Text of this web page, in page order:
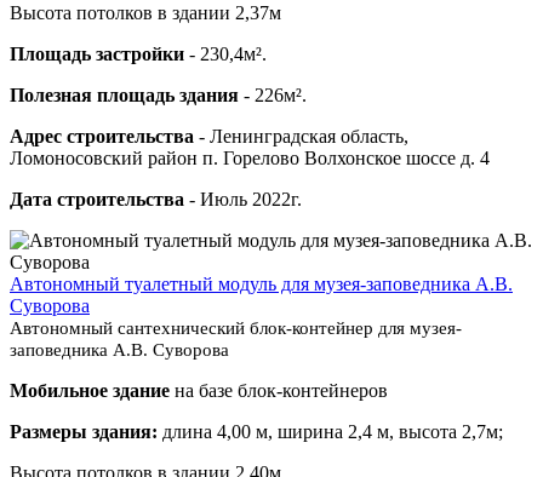
Высота потолков в здании 2,37м
Площадь застройки - 230,4м².
Полезная площадь здания - 226м².
Адрес строительства - Ленинградская область,
Ломоносовский район п. Горелово Волхонское шоссе д. 4
Дата строительства - Июль 2022г.
Автономный туалетный модуль для музея-заповедника А.В.
Суворова
Автономный сантехнический блок-контейнер для музея-
заповедника А.В. Суворова
Мобильное здание на базе блок-контейнеров
Размеры здания: длина 4,00 м, ширина 2,4 м, высота 2,7м;
Высота потолков в здании 2,40м